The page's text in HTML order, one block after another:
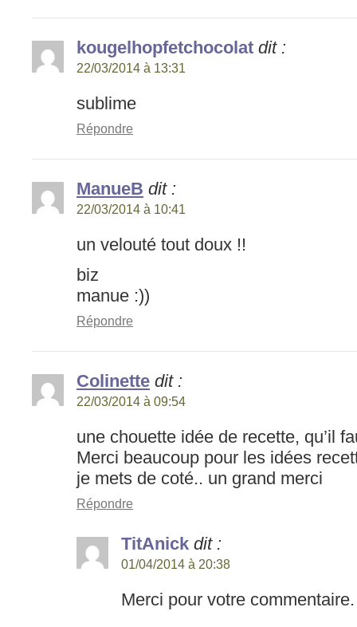
kougelhopfetchocolat dit :
22/03/2014 à 13:31
sublime
Répondre
ManueB dit :
22/03/2014 à 10:41
un velouté tout doux !!
biz
manue :))
Répondre
Colinette dit :
22/03/2014 à 09:54
une chouette idée de recette, qu’il
Merci beaucoup pour les idées
je mets de coté.. un grand merci
Répondre
TitAnick dit :
01/04/2014 à 20:38
Merci pour votre